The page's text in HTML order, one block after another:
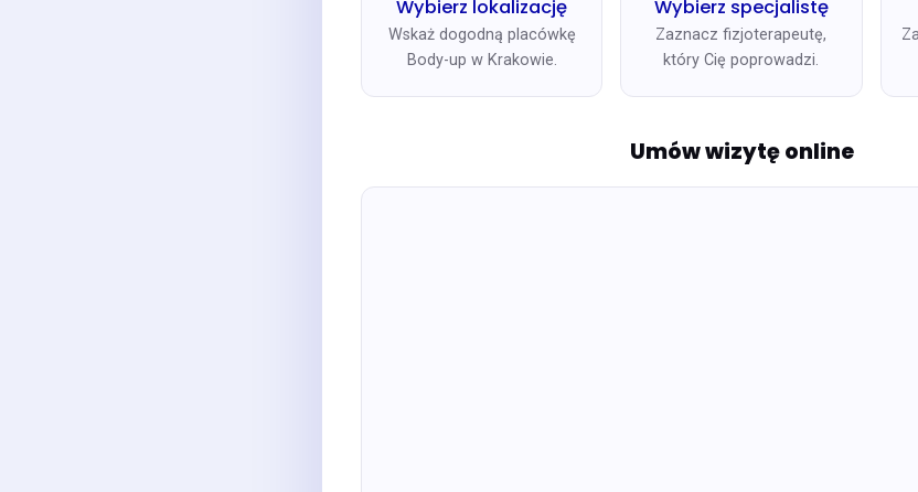
Wybierz lokalizację
Wskaż dogodną placówkę
Body-up w Krakowie.
Wybierz specjalistę
Zaznacz fizjoterapeutę,
który Cię poprowadzi.
Umów wizytę online